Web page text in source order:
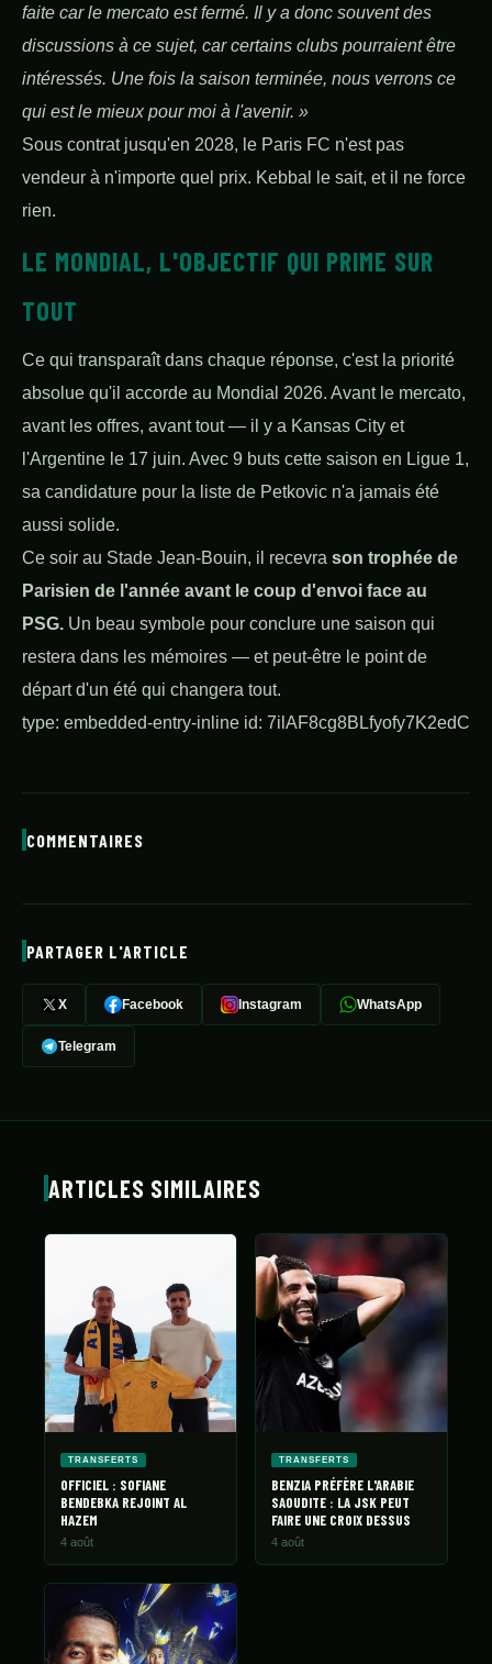
faite car le mercato est fermé. Il y a donc souvent des
discussions à ce sujet, car certains clubs pourraient être
intéressés. Une fois la saison terminée, nous verrons ce
qui est le mieux pour moi à l'avenir. »
Sous contrat jusqu'en 2028, le Paris FC n'est pas
vendeur à n'importe quel prix. Kebbal le sait, et il ne force
rien.
LE MONDIAL, L'OBJECTIF QUI PRIME SUR
TOUT
Ce qui transparaît dans chaque réponse, c'est la priorité
absolue qu'il accorde au Mondial 2026. Avant le mercato,
avant les offres, avant tout — il y a Kansas City et
l'Argentine le 17 juin. Avec 9 buts cette saison en Ligue 1,
sa candidature pour la liste de Petkovic n'a jamais été
aussi solide.
Ce soir au Stade Jean-Bouin, il recevra son trophée de
Parisien de l'année avant le coup d'envoi face au
PSG. Un beau symbole pour conclure une saison qui
restera dans les mémoires — et peut-être le point de
départ d'un été qui changera tout.
type: embedded-entry-inline id: 7ilAF8cg8BLfyofy7K2edC
COMMENTAIRES
PARTAGER L'ARTICLE
X Facebook Instagram WhatsApp
Telegram
ARTICLES SIMILAIRES
TRANSFERTS
OFFICIEL : SOFIANE
BENDEBKA REJOINT AL
HAZEM
4 août
TRANSFERTS
BENZIA PRÉFÈRE L'ARABIE
SAOUDITE : LA JSK PEUT
FAIRE UNE CROIX DESSUS
4 août